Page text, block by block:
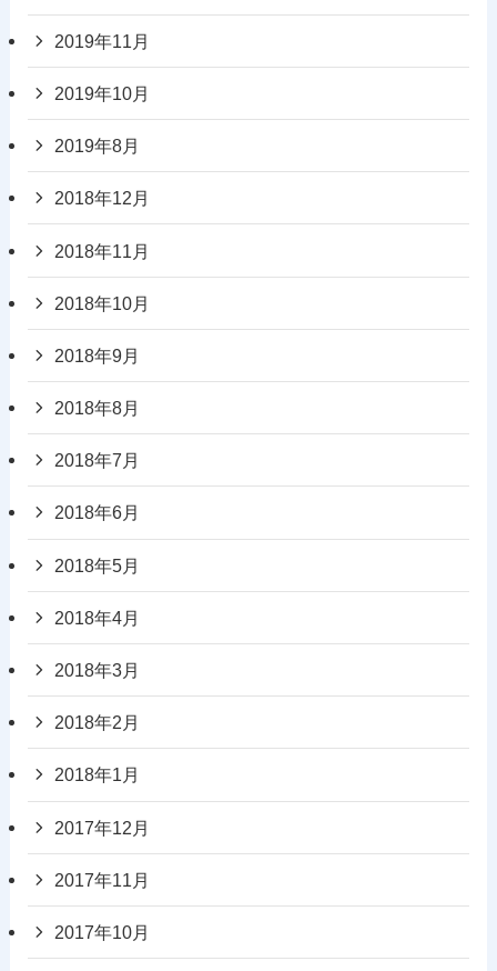
2019年11月
2019年10月
2019年8月
2018年12月
2018年11月
2018年10月
2018年9月
2018年8月
2018年7月
2018年6月
2018年5月
2018年4月
2018年3月
2018年2月
2018年1月
2017年12月
2017年11月
2017年10月